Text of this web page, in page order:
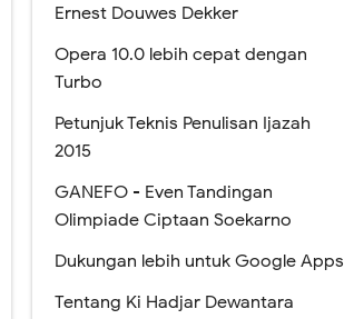
Ernest Douwes Dekker
Opera 10.0 lebih cepat dengan
Turbo
Petunjuk Teknis Penulisan Ijazah
2015
GANEFO - Even Tandingan
Olimpiade Ciptaan Soekarno
Dukungan lebih untuk Google Apps
Tentang Ki Hadjar Dewantara